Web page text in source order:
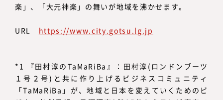
楽」、「大元神楽」の舞いが地域を沸かせます。
URL https://www.city.gotsu.lg.jp
*1 『田村淳のTaMaRiBa』：田村淳(ロンドンブーツ
１号２号)と共に作り上げるビジネスコミュニティ
「TaMaRiBa」が、地域と日本を変えていくためのビ